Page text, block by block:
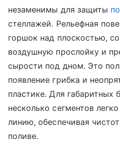
незаменимы для защиты
стеллажей. Рельефная
горшок над плоскостью,
воздушную прослойку и
сырости под дном. Это
появление грибка и
пластике. Для габаритных
несколько сегментов
линию, обеспечивая
поливе.